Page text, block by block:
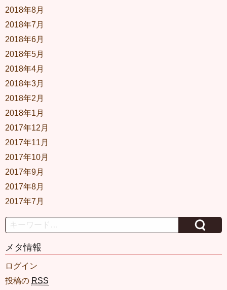
2018年8月
2018年7月
2018年6月
2018年5月
2018年4月
2018年3月
2018年2月
2018年1月
2017年12月
2017年11月
2017年10月
2017年9月
2017年8月
2017年7月
Search
メタ情報
ログイン
投稿の RSS